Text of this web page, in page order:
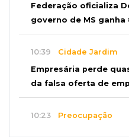
Federação oficializa
governo de MS ganha
10:39 Cidade Jardim
Empresária perde
da falsa oferta de
10:23 Preocupação